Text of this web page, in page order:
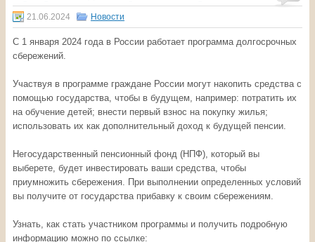
21.06.2024 Новости
С 1 января 2024 года в России работает программа долгосрочных
сбережений.
Участвуя в программе граждане России могут накопить средства с
помощью государства, чтобы в будущем, например: потратить их
на обучение детей; внести первый взнос на покупку жилья;
использовать их как дополнительный доход к будущей пенсии.
Негосударственный пенсионный фонд (НПФ), который вы
выберете, будет инвестировать ваши средства, чтобы
приумножить сбережения. При выполнении определенных условий
вы получите от государства прибавку к своим сбережениям.
Узнать, как стать участником программы и получить подробную
информацию можно по ссылке: